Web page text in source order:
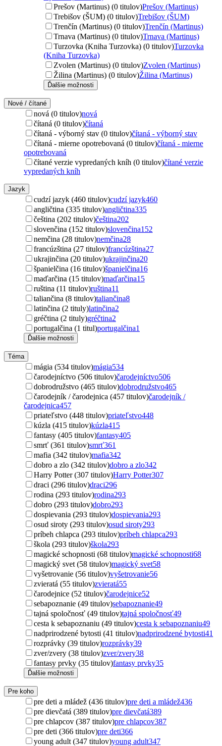
Prešov (Martinus) (0 titulov)Prešov (Martinus)
Trebišov (ŠUM) (0 titulov)Trebišov (ŠUM)
Trenčín (Martinus) (0 titulov)Trenčín (Martinus)
Trnava (Martinus) (0 titulov)Trnava (Martinus)
Turzovka (Kniha Turzovka) (0 titulov)Turzovka
(Kniha Turzovka)
Zvolen (Martinus) (0 titulov)Zvolen (Martinus)
Žilina (Martinus) (0 titulov)Žilina (Martinus)
Ďalšie možnosti
Nové / čítané
nová (0 titulov)nová
čítaná (0 titulov)čítaná
čítaná - výborný stav (0 titulov)čítaná - výborný stav
čítaná - mierne opotrebovaná (0 titulov)čítaná - mierne
opotrebovaná
čítané verzie vypredaných kníh (0 titulov)čítané verzie
vypredaných kníh
Jazyk
cudzí jazyk (460 titulov)cudzí jazyk460
angličtina (335 titulov)angličtina335
čeština (202 titulov)čeština202
slovenčina (152 titulov)slovenčina152
nemčina (28 titulov)nemčina28
francúzština (27 titulov)francúzština27
ukrajinčina (20 titulov)ukrajinčina20
španielčina (16 titulov)španielčina16
maďarčina (15 titulov)maďarčina15
ruština (11 titulov)ruština11
taliančina (8 titulov)taliančina8
latinčina (2 tituly)latinčina2
gréčtina (2 tituly)gréčtina2
portugalčina (1 titul)portugalčina1
Ďalšie možnosti
Téma
mágia (534 titulov)mágia534
čarodejníctvo (506 titulov)čarodejníctvo506
dobrodružstvo (465 titulov)dobrodružstvo465
čarodejník / čarodejnica (457 titulov)čarodejník /
čarodejnica457
priateľstvo (448 titulov)priateľstvo448
kúzla (415 titulov)kúzla415
fantasy (405 titulov)fantasy405
smrť (361 titulov)smrť361
mafia (342 titulov)mafia342
dobro a zlo (342 titulov)dobro a zlo342
Harry Potter (307 titulov)Harry Potter307
draci (296 titulov)draci296
rodina (293 titulov)rodina293
dobro (293 titulov)dobro293
dospievania (293 titulov)dospievania293
osud siroty (293 titulov)osud siroty293
príbeh chlapca (293 titulov)príbeh chlapca293
škola (293 titulov)škola293
magické schopnosti (68 titulov)magické schopnosti68
magický svet (58 titulov)magický svet58
vyšetrovanie (56 titulov)vyšetrovanie56
zvieratá (55 titulov)zvieratá55
čarodejnice (52 titulov)čarodejnice52
sebapoznanie (49 titulov)sebapoznanie49
tajná spoločnosť (49 titulov)tajná spoločnosť49
cesta k sebapoznaniu (49 titulov)cesta k sebapoznaniu49
nadprirodzené bytosti (41 titulov)nadprirodzené bytosti41
rozprávky (39 titulov)rozprávky39
zver/zvery (38 titulov)zver/zvery38
fantasy prvky (35 titulov)fantasy prvky35
Ďalšie možnosti
Pre koho
pre deti a mládež (436 titulov)pre deti a mládež436
pre dievčatá (389 titulov)pre dievčatá389
pre chlapcov (387 titulov)pre chlapcov387
pre deti (366 titulov)pre deti366
young adult (347 titulov)young adult347